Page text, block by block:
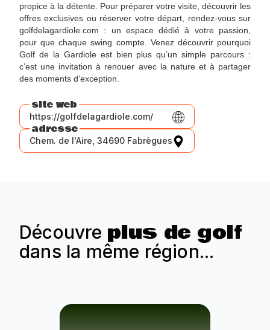
propice à la détente. Pour préparer votre visite, découvrir les
offres exclusives ou réserver votre départ, rendez-vous sur
golfdelagardiole.com : un espace dédié à votre passion,
pour que chaque swing compte. Venez découvrir pourquoi
Golf de la Gardiole est bien plus qu’un simple parcours :
c’est une invitation à renouer avec la nature et à partager
des moments d’exception.
site web
https://golfdelagardiole.com/
adresse
Chem. de l'Aire, 34690 Fabrègues
Découvre plus de golf
dans la même région...